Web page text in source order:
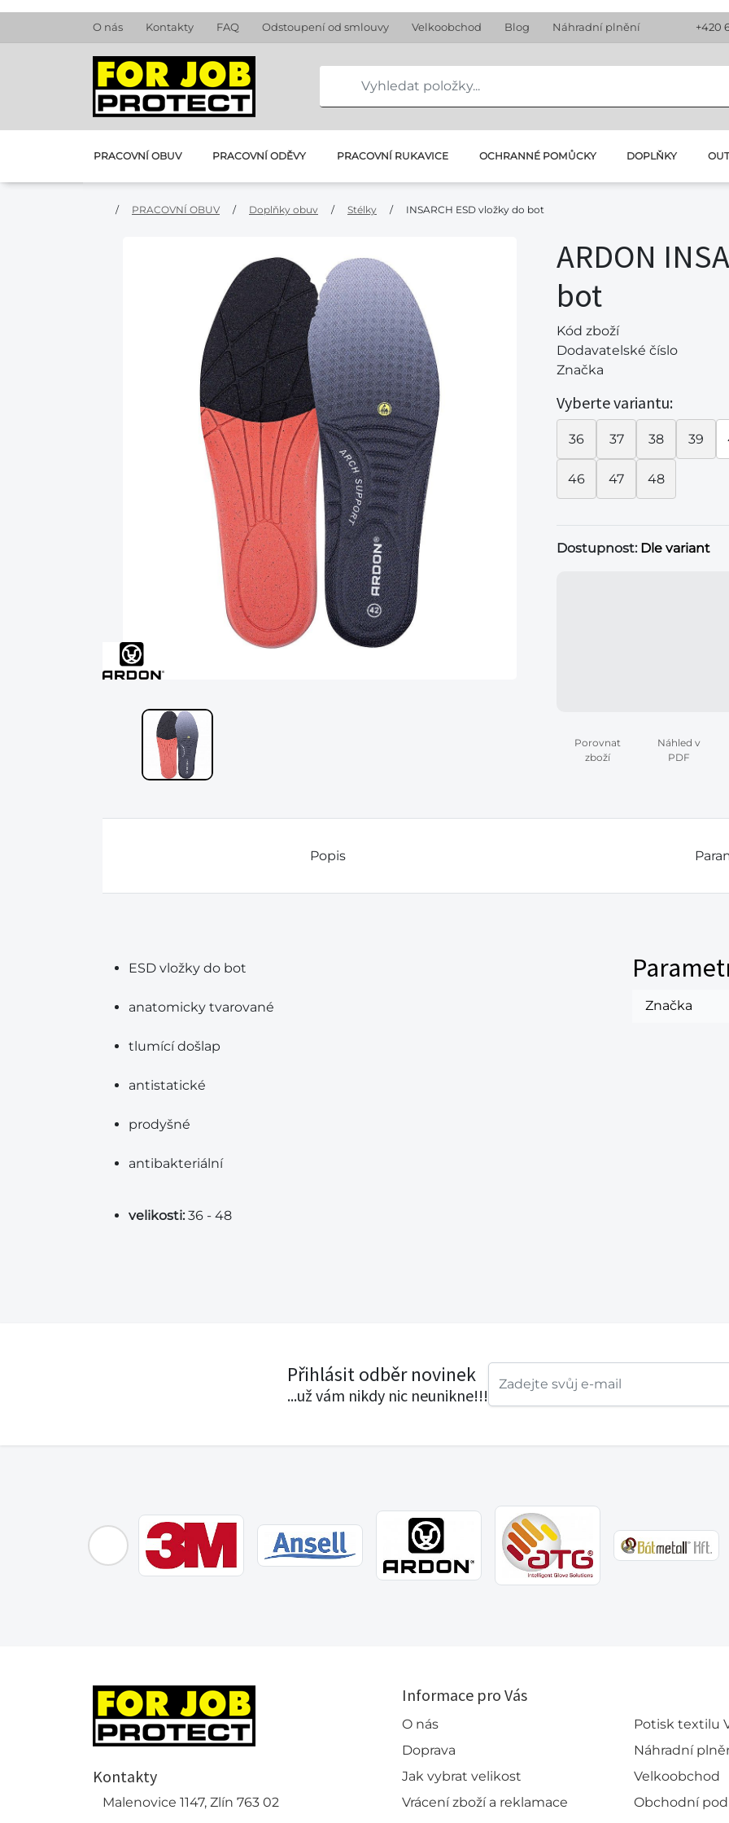
O nás Kontakty FAQ Odstoupení od smlouvy Velkoobchod Blog Náhradní plnění +420
PRACOVNÍ OBUV PRACOVNÍ ODĚVY PRACOVNÍ RUKAVICE OCHRANNÉ POMŮCKY DOPLŇKY
/ PRACOVNÍ OBUV / Doplňky obuv / Stélky / INSARCH ESD vložky do bot
ARDON
bot
Kód zboží
Dodavatelské číslo
Značka
Vyberte variantu:
36 37 38 39
46 47 48
Dostupnost: Dle variant
Porovnat
zboží
Náhled v
PDF
Popis
ESD vložky do bot
anatomicky tvarované
tlumící došlap
antistatické
prodyšné
antibakteriální
velikosti: 36 - 48
Značka
Přihlásit odběr novinek
...už vám nikdy nic neunikne!!!
Kontakty
Malenovice 1147, Zlín 763 02
Informace pro Vás
O nás
Doprava
Jak vybrat velikost
Vrácení zboží a reklamace
Potisk textilu
Náhradní
Velkoobchod
Obchodní